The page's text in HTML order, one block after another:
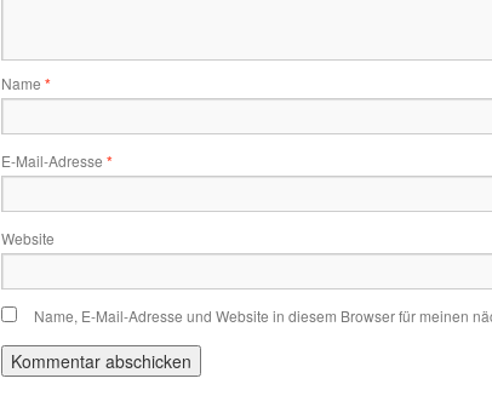
Name *
E-Mail-Adresse *
Website
Name, E-Mail-Adresse und Website in diesem Browser für meinen